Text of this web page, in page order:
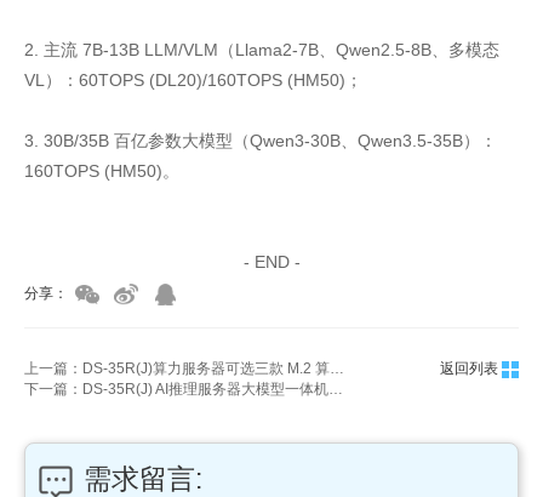
2. 主流 7B-13B LLM/VLM（Llama2-7B、Qwen2.5-8B、多模态
VL）：60TOPS (DL20)/160TOPS (HM50)；
3. 30B/35B 百亿参数大模型（Qwen3-30B、Qwen3.5-35B）：
160TOPS (HM50)。
- END -
分享：
返回列表
需求留言: